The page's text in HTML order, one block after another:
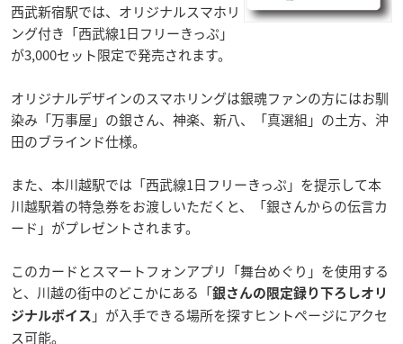
西武新宿駅では、オリジナルスマホリ
ング付き「西武線1日フリーきっぷ」
が3,000セット限定で発売されます。
オリジナルデザインのスマホリングは銀魂ファンの方にはお馴
染み「万事屋」の銀さん、神楽、新八、「真選組」の土方、沖
田のブラインド仕様。
また、本川越駅では「西武線1日フリーきっぷ」を提示して本
川越駅着の特急券をお渡しいただくと、「銀さんからの伝言カ
ード」がプレゼントされます。
このカードとスマートフォンアプリ「舞台めぐり」を使用する
と、川越の街中のどこかにある「銀さんの限定録り下ろしオリ
ジナルボイス 」が入手できる場所を探すヒントページにアクセ
ス可能。